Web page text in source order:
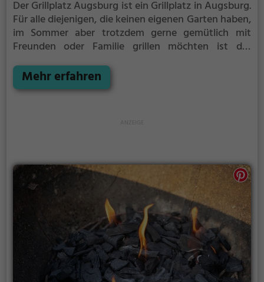
Der Grillplatz Augsburg ist ein Grillplatz in Augsburg.
Für alle diejenigen, die keinen eigenen Garten haben,
im Sommer aber trotzdem gerne gemütlich mit
Freunden oder Familie grillen möchten ist der
des Grillplatzes: keine Nachbarn. Hier kann eine Feier
ruhig auch mal bis spät in die Nacht gehen und
Mehr erfahren